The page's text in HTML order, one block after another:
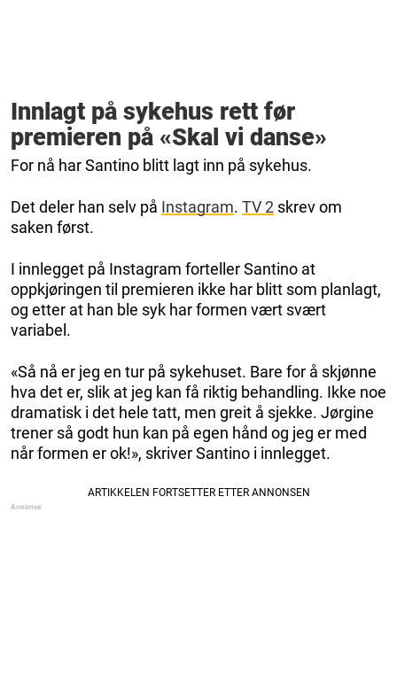
Innlagt på sykehus rett før
premieren på «Skal vi danse»
For nå har Santino blitt lagt inn på sykehus.
Det deler han selv på Instagram. TV 2 skrev om
saken først.
I innlegget på Instagram forteller Santino at
oppkjøringen til premieren ikke har blitt som planlagt,
og etter at han ble syk har formen vært svært
variabel.
«Så nå er jeg en tur på sykehuset. Bare for å skjønne
hva det er, slik at jeg kan få riktig behandling. Ikke noe
dramatisk i det hele tatt, men greit å sjekke. Jørgine
trener så godt hun kan på egen hånd og jeg er med
når formen er ok!», skriver Santino i innlegget.